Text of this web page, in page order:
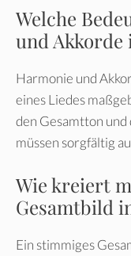
Welche
und Akkorde
Harmonie und
eines Liedes
den Gesamtton und
müssen sorgfältig
Wie kreiert
Gesamtbild
Ein stimmiges